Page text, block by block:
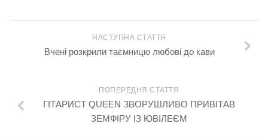
НАСТУПНА СТАТТЯ
Вчені розкрили таємницю любові до кави
ПОПЕРЕДНЯ СТАТТЯ
ГІТАРИСТ QUEEN ЗВОРУШЛИВО ПРИВІТАВ
ЗЕМФІРУ ІЗ ЮВІЛЕЄМ